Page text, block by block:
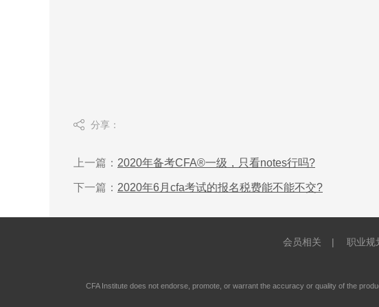
分享：
上一篇： 2020年备考CFA®一级，只看notes行吗?
下一篇： 2020年6月cfa考试的报名税费能不能不交?
会员相关 | 职业规
CFA Institute does not endorse, promote, or warrant the accuracy or quality of the